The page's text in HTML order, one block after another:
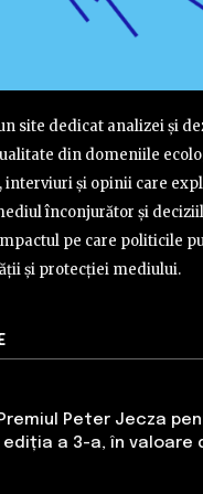
site dedicat analizei și
din domeniile
interviuri și opinii care
înconjurător și
pe care politicile
și protecției mediului.
Peter Jecza
ediția a 3-a, în valoare